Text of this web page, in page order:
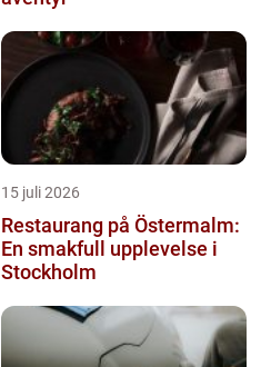
15 juli 2026
Restaurang på Östermalm:
En smakfull upplevelse i
Stockholm